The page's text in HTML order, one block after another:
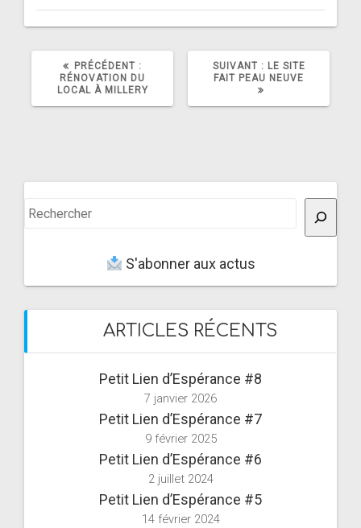
PRÉCÉDENT :
PRÉCÉDENT
:
RÉNOVATION DU
LOCAL À MILLERY
SUIVANT : ARTICLE
SUIVANT
LE SITE
FAIT PEAU NEUVE
S'abonner aux actus
ARTICLES RÉCENTS
Petit Lien d’Espérance #8
7 janvier 2026
Petit Lien d’Espérance #7
9 février 2025
Petit Lien d’Espérance #6
2 juillet 2024
Petit Lien d’Espérance #5
14 février 2024